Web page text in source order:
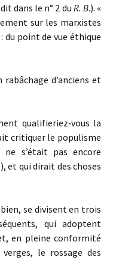
dans le n° 2 du R. B.). «
sur les marxistes
du point de vue éthique
d’anciens et
qualifieriez‑vous la
critiquer le populisme
ne s’était pas encore
et qui dirait des choses
se divisent en trois
qui adoptent
en pleine conformité
le rossage des